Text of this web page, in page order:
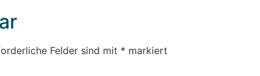
Felder sind mit * markiert